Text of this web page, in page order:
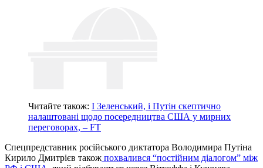
Читайте також: І Зеленський, і Путін скептично
налаштовані щодо посередництва США у мирних
переговорах, – FT
Спецпредставник російського диктатора Володимира Путіна
Кирило Дмитрієв також похвалився “постійним діалогом” між